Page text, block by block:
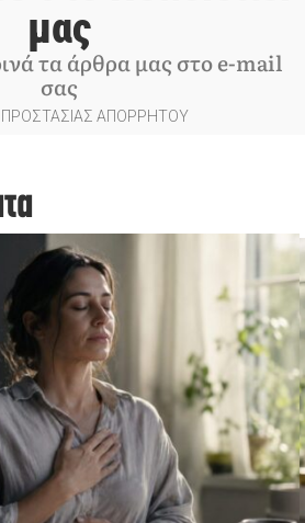
μας
τα άρθρα μας στο e-mail
σας
ΠΡΟΣΤΑΣΙΑΣ ΑΠΟΡΡΗΤΟΥ